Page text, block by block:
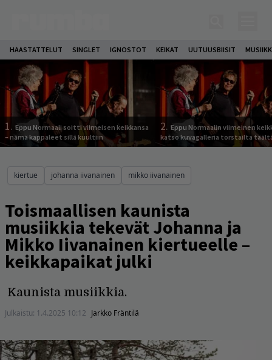
HAASTATTELUT SINGLET IGNOSTOT KEIKAT UUTUUSBIISIT
1. Eppu Normaali soitti viimeisen keikkansa
– nämä kappaleet sillä kuultiin
2. Eppu Normaalin viimeinen
katso kuvagalleria torstailta
kiertue johanna iivanainen mikko iivanainen
Toismaallisen kaunista
musiikkia tekevät Johanna ja
Mikko Iivanainen kiertueelle –
keikkapaikat julki
Kaunista musiikkia.
Julkaistu: 1.4.2025 10:12 Jarkko Fräntilä